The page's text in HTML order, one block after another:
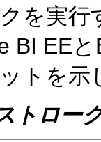
を実
BI EE
トを示
トロー